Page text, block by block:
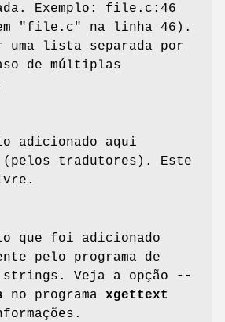
Exemplo: file.c:46
"file.c" na linha 46).
uma lista separada por
de múltiplas
adicionado aqui
(pelos tradutores). Este
que foi adicionado
pelo programa de
strings. Veja a opção
--
no programa xgettext